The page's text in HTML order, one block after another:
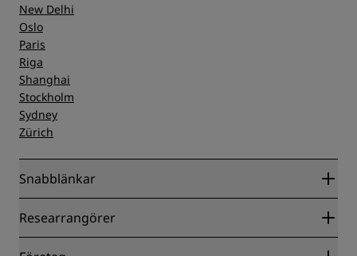
New Delhi
Oslo
Paris
Riga
Shanghai
Stockholm
Sydney
Zürich
Snabblänkar
Radisson Rewards
Blog
Researrangörer